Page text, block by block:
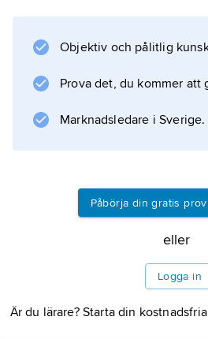
Objektiv och pålitlig
Prova det, du kommer att
Marknadsledare i Sverige.
Påbörja din gratis
eller
Logga in
Är du lärare? Starta din